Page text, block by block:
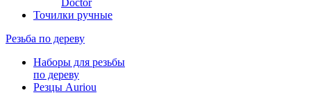
Doctor
Точилки ручные
Резьба по дереву
Наборы для резьбы
по дереву
Резцы Auriou